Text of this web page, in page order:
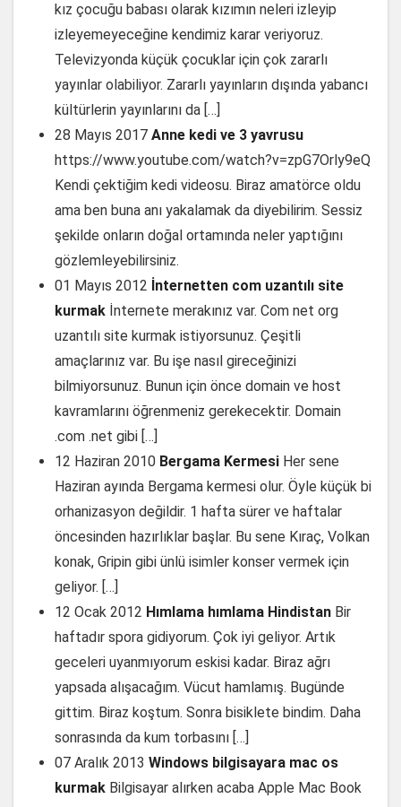
kız çocuğu babası olarak kızımın neleri izleyip
izleyemeyeceğine kendimiz karar veriyoruz.
Televizyonda küçük çocuklar için çok zararlı
yayınlar olabiliyor. Zararlı yayınların dışında yabancı
kültürlerin yayınlarını da […]
28 Mayıs 2017 Anne kedi ve 3 yavrusu
https://www.youtube.com/watch?v=zpG7Orly9eQ
Kendi çektiğim kedi videosu. Biraz amatörce oldu
ama ben buna anı yakalamak da diyebilirim. Sessiz
şekilde onların doğal ortamında neler yaptığını
gözlemleyebilirsiniz.
01 Mayıs 2012 İnternetten com uzantılı site
kurmak İnternete merakınız var. Com net org
uzantılı site kurmak istiyorsunuz. Çeşitli
amaçlarınız var. Bu işe nasıl gireceğinizi
bilmiyorsunuz. Bunun için önce domain ve host
kavramlarını öğrenmeniz gerekecektir. Domain
.com .net gibi […]
12 Haziran 2010 Bergama Kermesi Her sene
Haziran ayında Bergama kermesi olur. Öyle küçük bi
orhanizasyon değildir. 1 hafta sürer ve haftalar
öncesinden hazırlıklar başlar. Bu sene Kıraç, Volkan
konak, Gripin gibi ünlü isimler konser vermek için
geliyor. […]
12 Ocak 2012 Hımlama hımlama Hindistan Bir
haftadır spora gidiyorum. Çok iyi geliyor. Artık
geceleri uyanmıyorum eskisi kadar. Biraz ağrı
yapsada alışacağım. Vücut hamlamış. Bugünde
gittim. Biraz koştum. Sonra bisiklete bindim. Daha
sonrasında da kum torbasını […]
07 Aralık 2013 Windows bilgisayara mac os
kurmak Bilgisayar alırken acaba Apple Mac Book